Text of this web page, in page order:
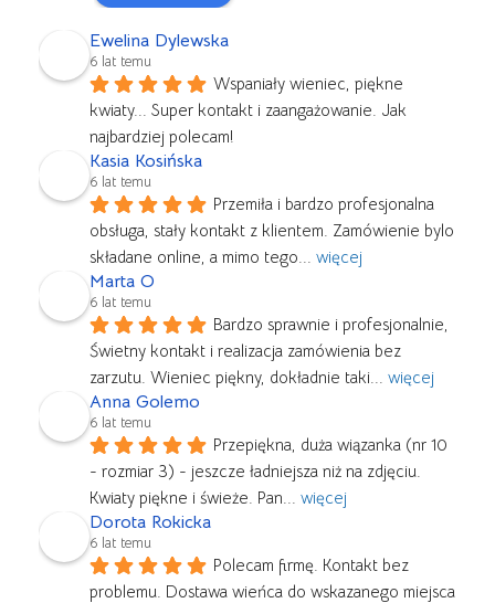
Ewelina Dylewska
6 lat temu
Wspaniały wieniec, piękne
kwiaty... Super kontakt i zaangażowanie. Jak
najbardziej polecam!
Kasia Kosińska
6 lat temu
Przemiła i bardzo profesjonalna
obsługa, stały kontakt z klientem. Zamówienie bylo
składane online, a mimo tego... więcej
Marta O
6 lat temu
Bardzo sprawnie i profesjonalnie,
Świetny kontakt i realizacja zamówienia bez
zarzutu. Wieniec piękny, dokładnie taki... więcej
Anna Golemo
6 lat temu
Przepiękna, duża wiązanka (nr 10
- rozmiar 3) - jeszcze ładniejsza niż na zdjęciu.
Kwiaty piękne i świeże. Pan... więcej
Dorota Rokicka
6 lat temu
Polecam firmę. Kontakt bez
problemu. Dostawa wieńca do wskazanego miejsca